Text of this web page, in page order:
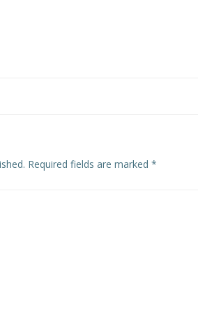
Required fields are marked *